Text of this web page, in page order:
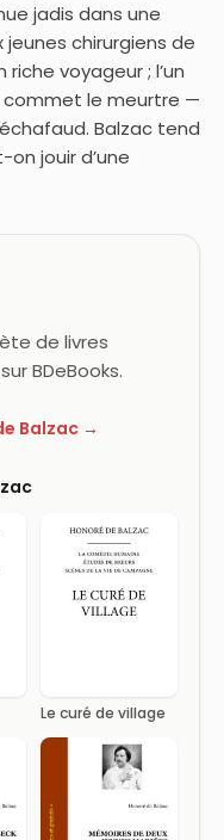
jadis dans une
jeunes chirurgiens de
voyageur ; l’un
commet le meurtre —
Balzac tend
jouir d’une
de livres
BDeBooks.
Balzac →
Le curé de village